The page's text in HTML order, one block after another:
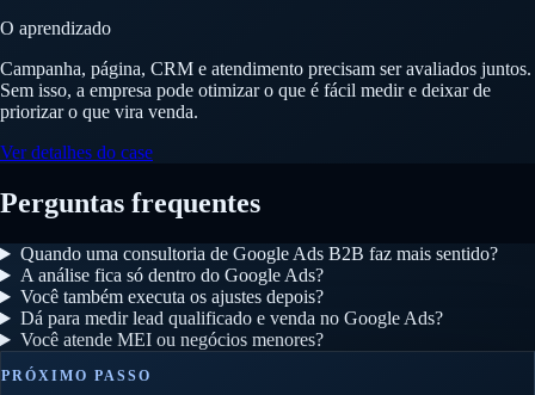
O aprendizado
Campanha, página, CRM e atendimento precisam ser avaliados juntos.
Sem isso, a empresa pode otimizar o que é fácil medir e deixar de
priorizar o que vira venda.
Ver detalhes do case
Perguntas frequentes
Quando uma consultoria de Google Ads B2B faz mais sentido?
A análise fica só dentro do Google Ads?
Você também executa os ajustes depois?
Dá para medir lead qualificado e venda no Google Ads?
Você atende MEI ou negócios menores?
PRÓXIMO PASSO